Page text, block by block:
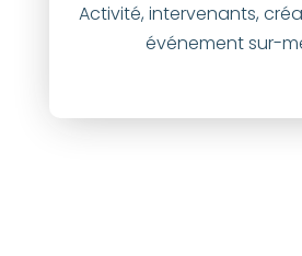
Activité, intervenants,
événement sur-